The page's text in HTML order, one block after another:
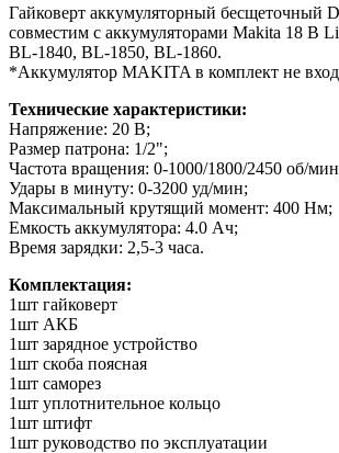
Гайковерт аккумуляторный бесщеточный
совместим с аккумуляторами Makita 18 В
BL-1840, BL-1850, BL-1860.
*Аккумулятор MAKITA в комплект не
Технические характеристики:
Напряжение: 20 В;
Размер патрона: 1/2";
Частота вращения: 0-1000/1800/2450 об/
Удары в минуту: 0-3200 уд/мин;
Максимальный крутящий момент: 400 Нм;
Емкость аккумулятора: 4.0 Ач;
Время зарядки: 2,5-3 часа.
Комплектация:
1шт гайковерт
1шт АКБ
1шт зарядное устройство
1шт скоба поясная
1шт саморез
1шт уплотнительное кольцо
1шт штифт
1шт руководство по эксплуатации